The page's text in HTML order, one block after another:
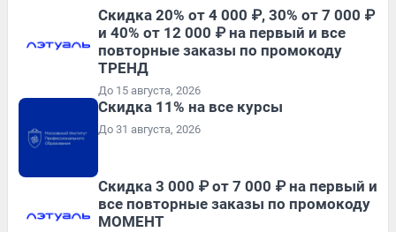
Скидка 20% от 4 000 ₽, 30% от 7 000 ₽
и 40% от 12 000 ₽ на первый и все
повторные заказы по промокоду
ТРЕНД
До 15 августа, 2026
Скидка 11% на все курсы
До 31 августа, 2026
Скидка 3 000 ₽ от 7 000 ₽ на первый и
все повторные заказы по промокоду
МОМЕНТ